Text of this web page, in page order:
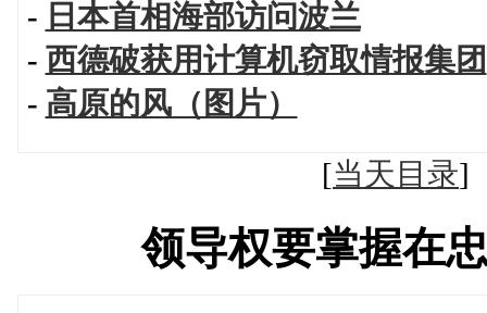
- 日本首相海部访问波兰
- 西德破获用计算机窃取情报集团
- 高原的风（图片）
[当天目录
领导权要掌握在